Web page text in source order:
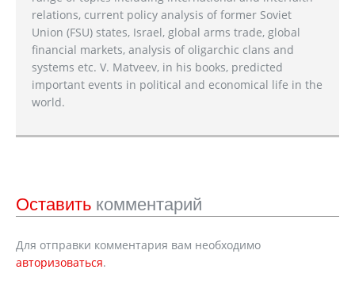
relations, current policy analysis of former Soviet
Union (FSU) states, Israel, global arms trade, global
financial markets, analysis of oligarchic clans and
systems etc. V. Matveev, in his books, predicted
important events in political and economical life in the
world.
Оставить комментарий
Для отправки комментария вам необходимо
авторизоваться.